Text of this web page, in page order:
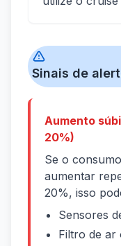
Sinais de
Aumento
20%)
Se o
aumentar
20%, isso
Sensores
Filtro de ar